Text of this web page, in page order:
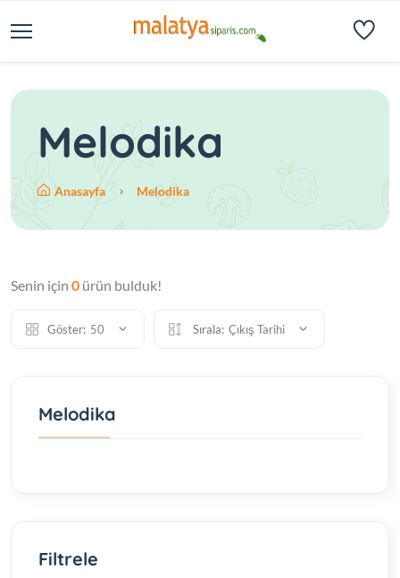
Melodika
Anasayfa Melodika
Senin için 0 ürün bulduk!
Göster: 50 Sırala: Çıkış Tarihi
Melodika
Filtrele